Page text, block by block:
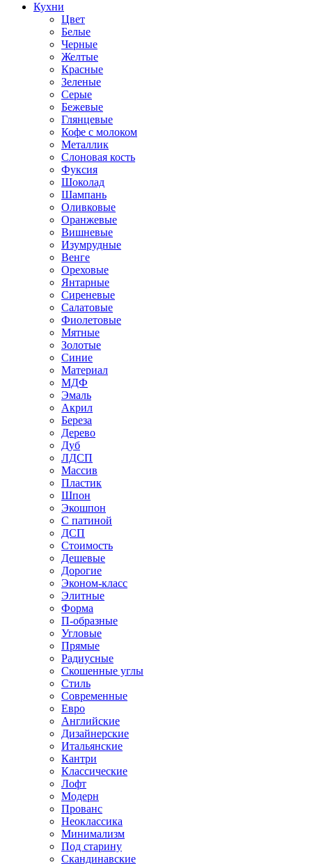
Кухни
Цвет
Белые
Черные
Желтые
Красные
Зеленые
Серые
Бежевые
Глянцевые
Кофе с молоком
Металлик
Слоновая кость
Фуксия
Шоколад
Шампань
Оливковые
Оранжевые
Вишневые
Изумрудные
Венге
Ореховые
Янтарные
Сиреневые
Салатовые
Фиолетовые
Мятные
Золотые
Синие
Материал
МДФ
Эмаль
Акрил
Береза
Дерево
Дуб
ЛДСП
Массив
Пластик
Шпон
Экошпон
С патиной
ДСП
Стоимость
Дешевые
Дорогие
Эконом-класс
Элитные
Форма
П-образные
Угловые
Прямые
Радиусные
Скошенные углы
Стиль
Современные
Евро
Английские
Дизайнерские
Итальянские
Кантри
Классические
Лофт
Модерн
Прованс
Неоклассика
Минимализм
Под старину
Скандинавские